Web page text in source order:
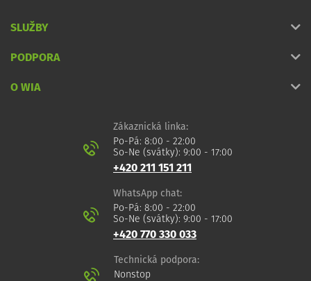
SLUŽBY
PODPORA
O WIA
Zákaznická linka:
Po-Pá: 8:00 - 22:00
So-Ne (svátky): 9:00 - 17:00
+420 211 151 211
WhatsApp chat:
Po-Pá: 8:00 - 22:00
So-Ne (svátky): 9:00 - 17:00
+420 770 330 033
Technická podpora:
Nonstop